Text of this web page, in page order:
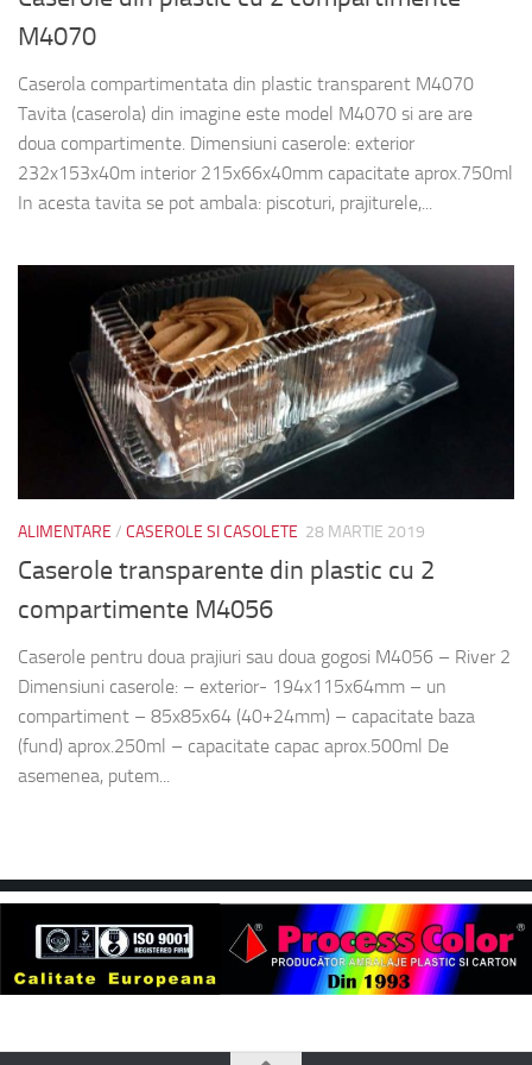
M4070
Caserola compartimentata din plastic transparent M4070
Tavita (caserola) din imagine este model M4070 si are are
doua compartimente. Dimensiuni caserole: exterior
232x153x40m interior 215x66x40mm capacitate aprox.750ml
In acesta tavita se pot ambala: piscoturi, prajiturele,...
ALIMENTARE / CASEROLE SI CASOLETE 28 MARTIE 2019
Caserole transparente din plastic cu 2
compartimente M4056
Caserole pentru doua prajiuri sau doua gogosi M4056 – River 2
Dimensiuni caserole: – exterior- 194x115x64mm – un
compartiment – 85x85x64 (40+24mm) – capacitate baza
(fund) aprox.250ml – capacitate capac aprox.500ml De
asemenea, putem...